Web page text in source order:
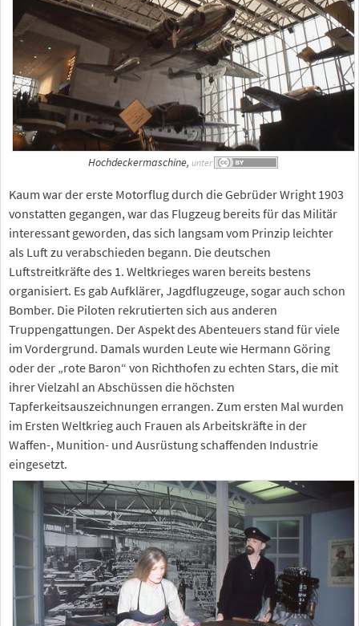
Hochdeckermaschine, unter
Kaum war der erste Motorflug durch die Gebrüder Wright 1903
vonstatten gegangen, war das Flugzeug bereits für das Militär
interessant geworden, das sich langsam vom Prinzip leichter
als Luft zu verabschieden begann. Die deutschen
Luftstreitkräfte des 1. Weltkrieges waren bereits bestens
organisiert. Es gab Aufklärer, Jagdflugzeuge, sogar auch schon
Bomber. Die Piloten rekrutierten sich aus anderen
Truppengattungen. Der Aspekt des Abenteuers stand für viele
im Vordergrund. Damals wurden Leute wie Hermann Göring
oder der „rote Baron“ von Richthofen zu echten Stars, die mit
ihrer Vielzahl an Abschüssen die höchsten
Tapferkeitsauszeichnungen errangen. Zum ersten Mal wurden
im Ersten Weltkrieg auch Frauen als Arbeitskräfte in der
Waffen-, Munition- und Ausrüstung schaffenden Industrie
eingesetzt.